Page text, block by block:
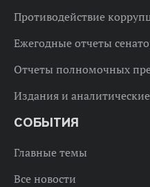
Противодействие
Ежегодные отчеты
Отчеты полномочных
Издания и
СОБЫТИЯ
Главные темы
Все новости